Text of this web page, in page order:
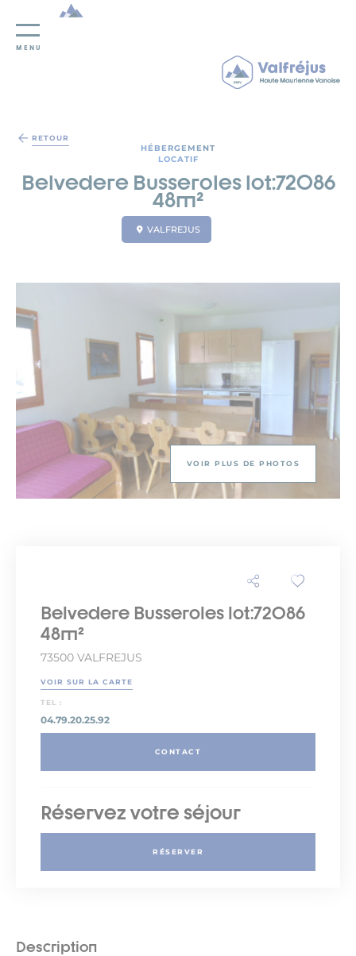
MENU
RETOUR
HÉBERGEMENT
LOCATIF
Belvedere Busseroles lot:72086
48m²
VALFREJUS
VOIR PLUS DE PHOTOS
Description
Belvedere Busseroles lot:72086
48m²
73500 VALFREJUS
VOIR SUR LA CARTE
TEL :
04.79.20.25.92
CONTACT
Réservez votre séjour
RÉSERVER